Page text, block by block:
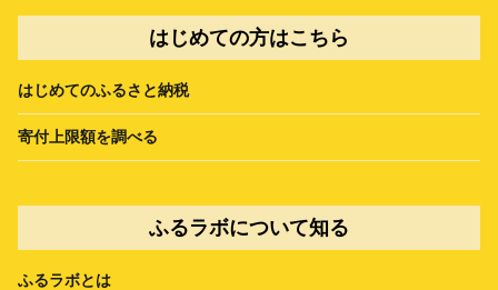
はじめての方はこちら
はじめてのふるさと納税
寄付上限額を調べる
ふるラボについて知る
ふるラボとは